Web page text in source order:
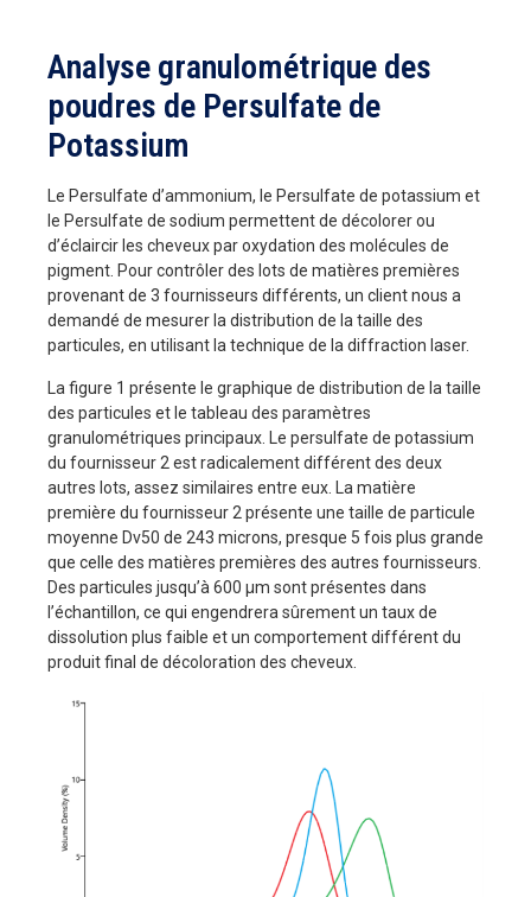
Analyse granulométrique des
poudres de Persulfate de
Potassium
Le Persulfate d’ammonium, le Persulfate de potassium et
le Persulfate de sodium permettent de décolorer ou
d’éclaircir les cheveux par oxydation des molécules de
pigment. Pour contrôler des lots de matières premières
provenant de 3 fournisseurs différents, un client nous a
demandé de mesurer la distribution de la taille des
particules, en utilisant la technique de la diffraction laser.
La figure 1 présente le graphique de distribution de la taille
des particules et le tableau des paramètres
granulométriques principaux. Le persulfate de potassium
du fournisseur 2 est radicalement différent des deux
autres lots, assez similaires entre eux. La matière
première du fournisseur 2 présente une taille de particule
moyenne Dv50 de 243 microns, presque 5 fois plus grande
que celle des matières premières des autres fournisseurs.
Des particules jusqu’à 600 µm sont présentes dans
l’échantillon, ce qui engendrera sûrement un taux de
dissolution plus faible et un comportement différent du
produit final de décoloration des cheveux.